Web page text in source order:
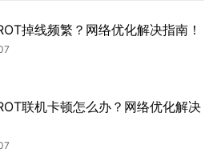
掉线频繁？网络优化解决指南！
联机卡顿怎么办？网络优化解决